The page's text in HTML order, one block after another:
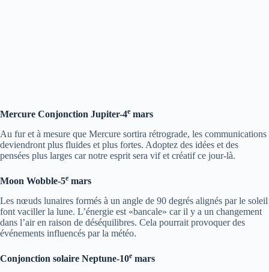
Mercure Conjonction Jupiter-4e mars
Au fur et à mesure que Mercure sortira rétrograde, les communications
deviendront plus fluides et plus fortes. Adoptez des idées et des
pensées plus larges car notre esprit sera vif et créatif ce jour-là.
Moon Wobble-5e mars
Les nœuds lunaires formés à un angle de 90 degrés alignés par le soleil
font vaciller la lune. L’énergie est «bancale» car il y a un changement
dans l’air en raison de déséquilibres. Cela pourrait provoquer des
événements influencés par la météo.
Conjonction solaire Neptune-10e mars